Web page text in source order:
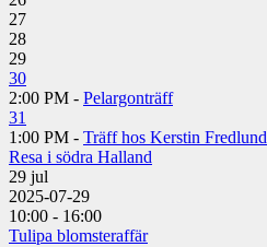
27
28
29
30
2:00 PM - Pelargonträff
31
1:00 PM - Träff hos Kerstin Fredlund
Resa i södra Halland
29 jul
2025-07-29
10:00 - 16:00
Tulipa blomsteraffär